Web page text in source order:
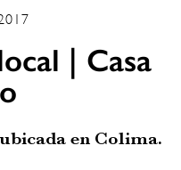
| Casa
en Colima.